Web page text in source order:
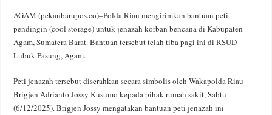
AGAM (pekanbarupos.co)–Polda Riau mengirimkan bantuan peti
pendingin (cool storage) untuk jenazah korban bencana di Kabupaten
Agam, Sumatera Barat. Bantuan tersebut telah tiba pagi ini di RSUD
Lubuk Pasung, Agam.
Peti jenazah tersebut diserahkan secara simbolis oleh Wakapolda Riau
Brigjen Adrianto Jossy Kusumo kepada pihak rumah sakit, Sabtu
(6/12/2025). Brigjen Jossy mengatakan bantuan peti jenazah ini